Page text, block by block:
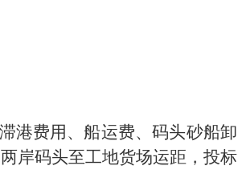
港费用、船运费、码头砂船卸
岸码头至工地货场运距，投标